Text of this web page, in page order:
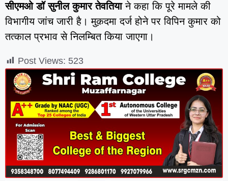
सीएमओ डॉ सुनील कुमार तेवतियाने कहा कि पूरे मामले की
विभागीय जांच जारी है। मुक़दमा दर्ज होने पर विपिन कुमार को
तत्काल प्रभाव से निलम्बित किया जाएगा।
Post Views: 523